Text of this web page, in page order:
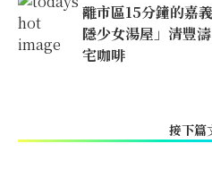
離市區15分鐘的嘉
隱少女湯屋」清豐
宅咖啡
接下篇